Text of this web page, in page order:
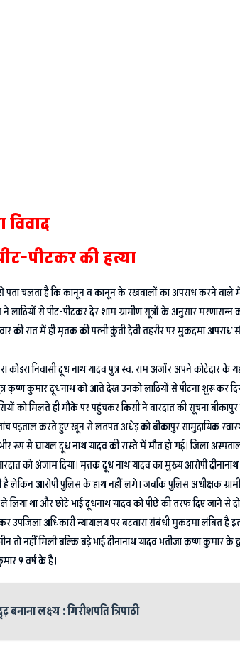
पीटकर की हत्या
पता चलता है कि कानून व कानून के रखवालों का अपराध करने
लाठियों से पीट-पीटकर देर शाम ग्रामीण सूत्रों के अनुसार
की रात में ही मृतक की पत्नी कुंती देवी तहरीर पर मुकदमा
कोडरा निवासी दूध नाथ यादव पुत्र स्व. राम अजोंर अपने
कुमार दूधनाथ को आते देख उनको लाठियों से पीटना शुरू कर
को मिलते ही मौके पर पहुंचकर किसी ने वारदात की सूचना बीकापुर
पड़ताल करते हुए खून से लतपत अधेड़ को बीकापुर सामुदायिक
से घायल दूध नाथ यादव की रास्ते में मौत हो गई। जिला अस्पताल
को अंजाम दिया। मृतक दूध नाथ यादव का मुख्य आरोपी
लेकिन आरोपी पुलिस के हाथ नहीं लगे। जबकि पुलिस अधीक्षक
ले लिया था और छोटे भाई दूधनाथ यादव को पीछे की तरफ दिए
अधिकारी न्यायालय पर बटवारा संबंधी मुकदमा लंबित है
नहीं मिली बल्कि बड़े भाई दीनानाथ यादव भतीजा कृष्ण कुमार के
9 वर्ष के है।
लक्ष्य : गिरीशपति त्रिपाठी